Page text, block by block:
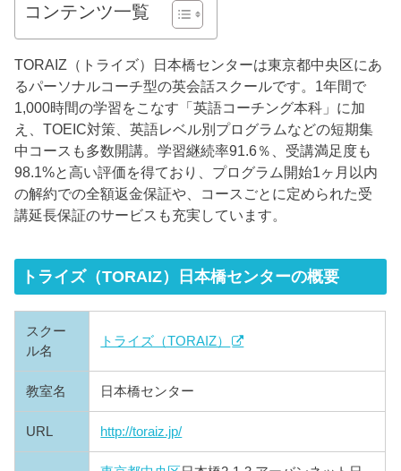
コンテンツ一覧
TORAIZ（トライズ）日本橋センターは東京都中央区にあ
るパーソナルコーチ型の英会話スクールです。1年間で
1,000時間の学習をこなす「英語コーチング本科」に加
え、TOEIC対策、英語レベル別プログラムなどの短期集
中コースも多数開講。学習継続率91.6％、受講満足度も
98.1%と高い評価を得ており、プログラム開始1ヶ月以内
の解約での全額返金保証や、コースごとに定められた受
講延長保証のサービスも充実しています。
トライズ（TORAIZ）日本橋センターの概要
スクー
ル名
トライズ（TORAIZ）
教室名 日本橋センター
URL http://toraiz.jp/